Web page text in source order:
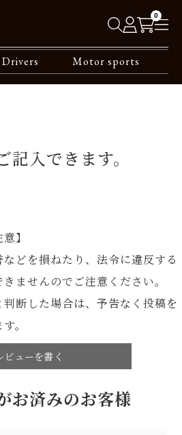
0
Drivers Motor sports
入できます。
】
どを損ねたり、法令に違反する
ませんのでご注意ください。
断した場合は、予告なく投稿を
。
ビューを書く
お済みのお客様